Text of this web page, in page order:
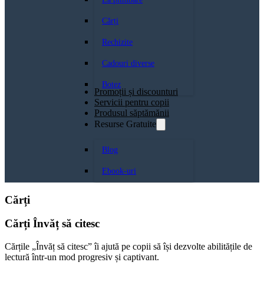
Cărți
Rechizite
Cadouri diverse
Botez
Promoții și discounturi
Servicii pentru copii
Produsul săptămănii
Resurse Gratuite
Blog
Ebook-uri
Cărți
Cărți Învăț să citesc
Cărțile „Învăț să citesc” îi ajută pe copii să își dezvolte abilitățile de
lectură într-un mod progresiv și captivant.